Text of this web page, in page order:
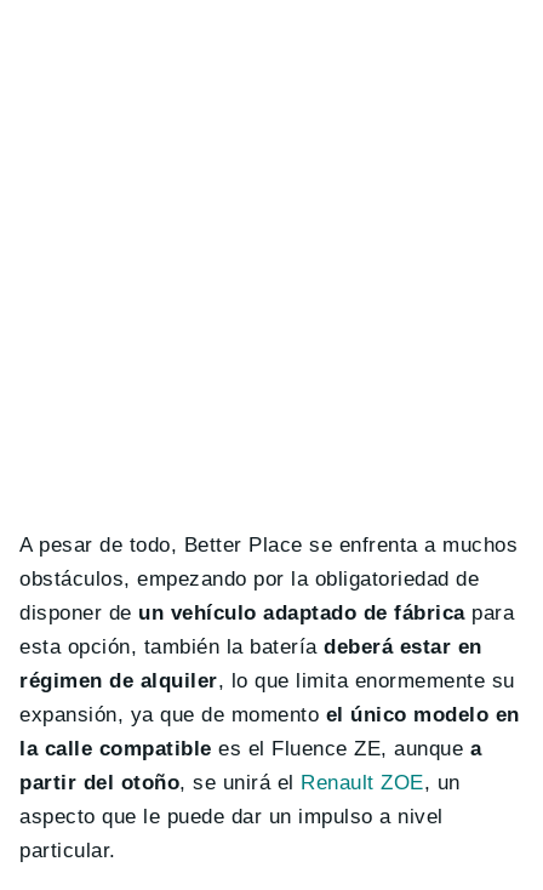
A pesar de todo, Better Place se enfrenta a muchos
obstáculos, empezando por la obligatoriedad de
disponer de un vehículo adaptado de fábricapara
esta opción, también la bateríadeberá estar en
régimen de alquiler, lo que limita enormemente su
expansión, ya que de momento el único modelo en
la calle compatible es el Fluence ZE, aunque a
partir del otoño, se unirá el Renault ZOE, un
aspecto que le puede dar un impulso a nivel
particular.